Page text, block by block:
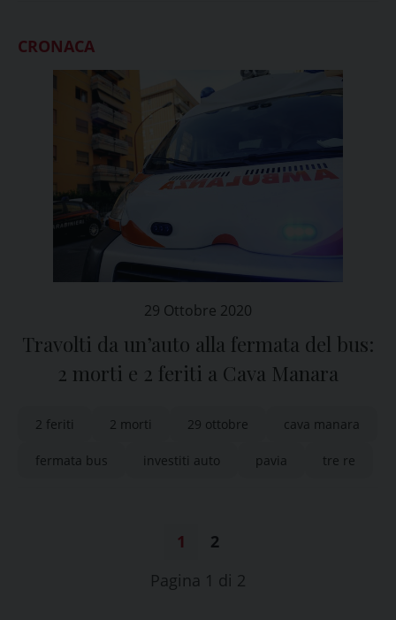
CRONACA
29 Ottobre 2020
Travolti da un’auto alla fermata del bus:
2 morti e 2 feriti a Cava Manara
2 feriti 2 morti 29 ottobre cava manara
fermata bus investiti auto pavia tre re
1
2
Pagina 1 di 2